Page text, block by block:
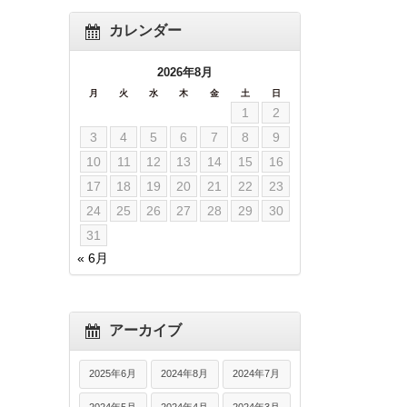
カレンダー
2026年8月
月 火 水 木 金 土 日
1
2
3
4 5 6 7 8
9
10
11 12 13 14 15
16
17
18 19 20 21 22
23
24
25 26 27 28 29
30
31
« 6月
アーカイブ
2025年6月 2024年8月 2024年7月